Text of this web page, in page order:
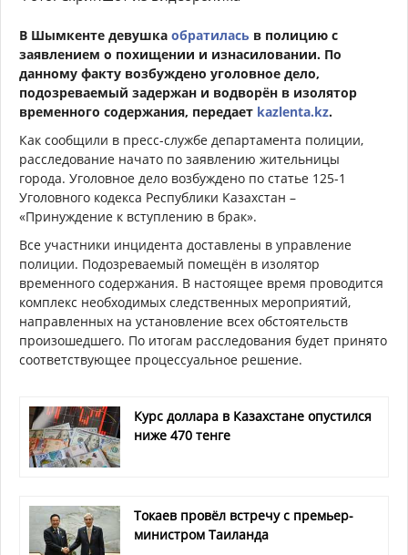
В Шымкенте девушка обратилась в полицию с
заявлением о похищении и изнасиловании. По
данному факту возбуждено уголовное дело,
подозреваемый задержан и водворён в изолятор
временного содержания, передает kazlenta.kz.
Как сообщили в пресс-службе департамента полиции,
расследование начато по заявлению жительницы
города. Уголовное дело возбуждено по статье 125-1
Уголовного кодекса Республики Казахстан –
«Принуждение к вступлению в брак».
Все участники инцидента доставлены в управление
полиции. Подозреваемый помещён в изолятор
временного содержания. В настоящее время проводится
комплекс необходимых следственных мероприятий,
направленных на установление всех обстоятельств
произошедшего. По итогам расследования будет принято
соответствующее процессуальное решение.
Курс доллара в Казахстане опустился
ниже 470 тенге
Токаев провёл встречу с премьер-
министром Таиланда